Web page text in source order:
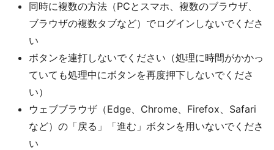
同時に複数の方法（PCとスマホ、複数のブラウザ、
ブラウザの複数タブなど）でログインしないでくださ
い
ボタンを連打しないでください（処理に時間がかかっ
ていても処理中にボタンを再度押下しないでくださ
い）
ウェブブラウザ（Edge、Chrome、Firefox、Safari
など）の「戻る」「進む」ボタンを用いないでくださ
い